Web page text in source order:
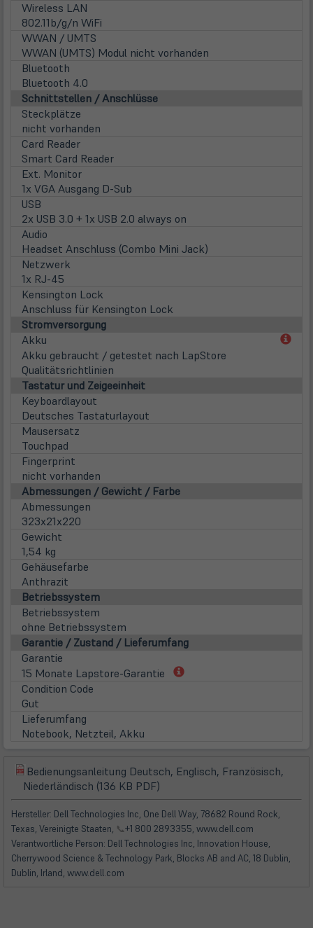
Wireless LAN
802.11b/g/n WiFi
WWAN / UMTS
WWAN (UMTS) Modul nicht vorhanden
Bluetooth
Bluetooth 4.0
Schnittstellen / Anschlüsse
Steckplätze
nicht vorhanden
Card Reader
Smart Card Reader
Ext. Monitor
1x VGA Ausgang D-Sub
USB
2x USB 3.0 + 1x USB 2.0 always on
Audio
Headset Anschluss (Combo Mini Jack)
Netzwerk
1x RJ-45
Kensington Lock
Anschluss für Kensington Lock
Stromversorgung
Akku
Akku gebraucht / getestet nach LapStore
Qualitätsrichtlinien
Tastatur und Zeigeeinheit
Keyboardlayout
Deutsches Tastaturlayout
Mausersatz
Touchpad
Fingerprint
nicht vorhanden
Abmessungen / Gewicht / Farbe
Abmessungen
323x21x220
Gewicht
1,54 kg
Gehäusefarbe
Anthrazit
Betriebssystem
Betriebssystem
ohne Betriebssystem
Garantie / Zustand / Lieferumfang
Garantie
15 Monate Lapstore-Garantie
(öffnet
Condition Code
Gut
Lieferumfang
Notebook, Netzteil, Akku
(öffnet
in
neuem
Tab)
Bedienungsanleitung Deutsch, Englisch, Französisch,
Niederländisch (136 KB PDF)
in
neuem
Tab)
Hersteller: Dell Technologies Inc, One Dell Way, 78682 Round Rock,
Texas, Vereinigte Staaten, 📞+1 800 2893355, www.dell.com
Verantwortliche Person: Dell Technologies Inc, Innovation House,
Cherrywood Science & Technology Park, Blocks AB and AC, 18 Dublin,
Dublin, Irland, www.dell.com